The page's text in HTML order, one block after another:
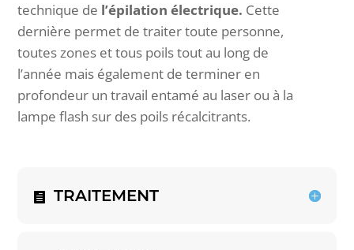
technique de l’épilation électrique. Cette
dernière permet de traiter toute personne,
toutes zones et tous poils tout au long de
l’année mais également de terminer en
profondeur un travail entamé au laser ou à la
lampe flash sur des poils récalcitrants.
TRAITEMENT